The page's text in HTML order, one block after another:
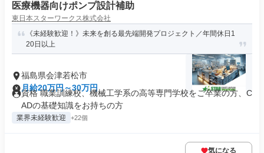
医療機器向けポンプ設計補助
東日本スターワークス株式会社
《未経験歓迎！》未来を創る最先端開発プロジェクト／年間休日1
20日以上
福島県会津若松市
月給20万円～30万円
資格 職業訓練校、機械工学系の高等専門学校をご卒業の方、C
ADの基礎知識をお持ちの方
業界未経験歓迎 +22個
気になる